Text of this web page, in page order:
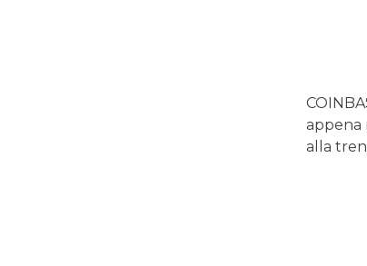
appena
alla